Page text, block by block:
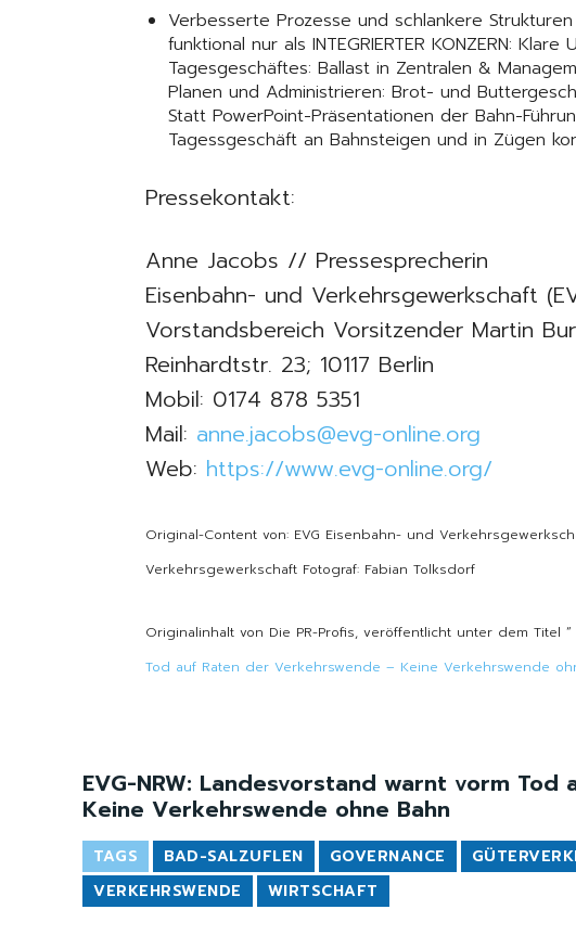
Verbesserte Prozesse und schlankere
funktional nur als INTEGRIERTER KONZERN:
Tagesgeschäftes: Ballast in Zentralen &
Planen und Administrieren: Brot- und
Statt PowerPoint-Präsentationen der Bahn-
Tagessgeschäft an Bahnsteigen und in Zügen
Pressekontakt:
Anne Jacobs // Pressesprecherin
Eisenbahn- und Verkehrsgewerkschaft
Vorstandsbereich Vorsitzender Martin
Reinhardtstr. 23; 10117 Berlin
Mobil: 0174 878 5351
Mail: anne.jacobs@evg-online.org
Web: https://www.evg-online.org/
Original-Content von: EVG Eisenbahn- und
Verkehrsgewerkschaft Fotograf: Fabian Tolksdorf
Originalinhalt von Die PR-Profis, veröffentlicht unter dem Titel “
Tod auf Raten der Verkehrswende – Keine Verkehrswende
EVG-NRW: Landesvorstand warnt vorm
Keine Verkehrswende ohne Bahn
TAGS BAD-SALZUFLEN GOVERNANCE
VERKEHRSWENDE
WIRTSCHAFT